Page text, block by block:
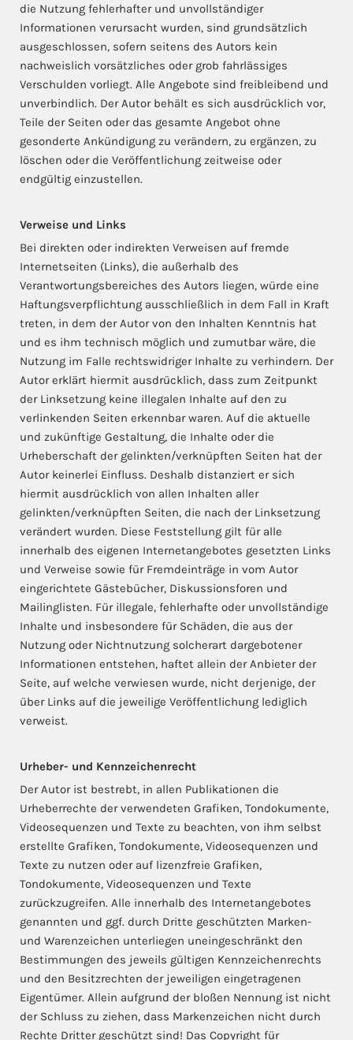
die Nutzung fehlerhafter und unvollständiger
Informationen verursacht wurden, sind grundsätzlich
ausgeschlossen, sofern seitens des Autors kein
nachweislich vorsätzliches oder grob fahrlässiges
Verschulden vorliegt. Alle Angebote sind freibleibend und
unverbindlich. Der Autor behält es sich ausdrücklich vor,
Teile der Seiten oder das gesamte Angebot ohne
gesonderte Ankündigung zu verändern, zu ergänzen, zu
löschen oder die Veröffentlichung zeitweise oder
endgültig einzustellen.
Verweise und Links
Bei direkten oder indirekten Verweisen auf fremde
Internetseiten (Links), die außerhalb des
Verantwortungsbereiches des Autors liegen, würde eine
Haftungsverpflichtung ausschließlich in dem Fall in Kraft
treten, in dem der Autor von den Inhalten Kenntnis hat
und es ihm technisch möglich und zumutbar wäre, die
Nutzung im Falle rechtswidriger Inhalte zu verhindern. Der
Autor erklärt hiermit ausdrücklich, dass zum Zeitpunkt
der Linksetzung keine illegalen Inhalte auf den zu
verlinkenden Seiten erkennbar waren. Auf die aktuelle
und zukünftige Gestaltung, die Inhalte oder die
Urheberschaft der gelinkten/verknüpften Seiten hat der
Autor keinerlei Einfluss. Deshalb distanziert er sich
hiermit ausdrücklich von allen Inhalten aller
gelinkten/verknüpften Seiten, die nach der Linksetzung
verändert wurden. Diese Feststellung gilt für alle
innerhalb des eigenen Internetangebotes gesetzten Links
und Verweise sowie für Fremdeinträge in vom Autor
eingerichtete Gästebücher, Diskussionsforen und
Mailinglisten. Für illegale, fehlerhafte oder unvollständige
Inhalte und insbesondere für Schäden, die aus der
Nutzung oder Nichtnutzung solcherart dargebotener
Informationen entstehen, haftet allein der Anbieter der
Seite, auf welche verwiesen wurde, nicht derjenige, der
über Links auf die jeweilige Veröffentlichung lediglich
verweist.
Urheber- und Kennzeichenrecht
Der Autor ist bestrebt, in allen Publikationen die
Urheberrechte der verwendeten Grafiken, Tondokumente,
Videosequenzen und Texte zu beachten, von ihm selbst
erstellte Grafiken, Tondokumente, Videosequenzen und
Texte zu nutzen oder auf lizenzfreie Grafiken,
Tondokumente, Videosequenzen und Texte
zurückzugreifen. Alle innerhalb des Internetangebotes
genannten und ggf. durch Dritte geschützten Marken-
und Warenzeichen unterliegen uneingeschränkt den
Bestimmungen des jeweils gültigen Kennzeichenrechts
und den Besitzrechten der jeweiligen eingetragenen
Eigentümer. Allein aufgrund der bloßen Nennung ist nicht
der Schluss zu ziehen, dass Markenzeichen nicht durch
Rechte Dritter geschützt sind! Das Copyright für